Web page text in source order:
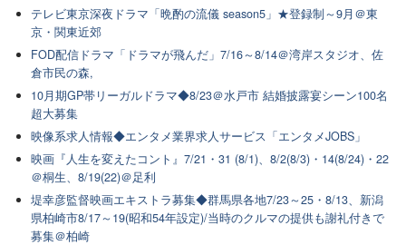
テレビ東京深夜ドラマ「晩酌の流儀 season5」★登録制～9月＠東
京・関東近郊
FOD配信ドラマ「ドラマが飛んだ」7/16～8/14＠湾岸スタジオ、佐
倉市民の森,
10月期GP帯リーガルドラマ◆8/23＠水戸市 結婚披露宴シーン100名
超大募集
映像系求人情報◆エンタメ業界求人サービス「エンタメJOBS」
映画『人生を変えたコント』7/21・31 (8/1)、8/2(8/3)・14(8/24)・22
＠桐生、8/19(22)＠足利
堤幸彦監督映画エキストラ募集◆群馬県各地7/23～25・8/13、新潟
県柏崎市8/17～19(昭和54年設定)/当時のクルマの提供も謝礼付きで
募集＠柏崎